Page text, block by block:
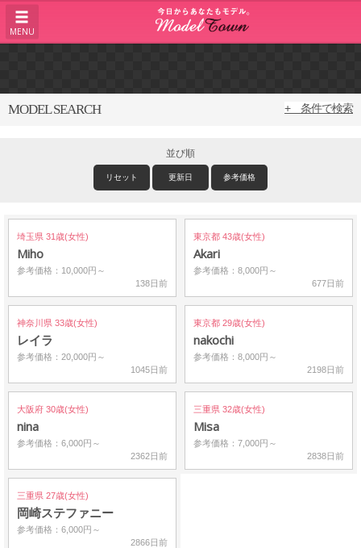
MENU
MODEL SEARCH + 条件で検索
並び順
リセット 更新日 参考価格
埼玉県 31歳(女性)
Miho
参考価格：10,000円～
138日前
東京都 43歳(女性)
Akari
参考価格：8,000円～
677日前
神奈川県 33歳(女性)
レイラ
参考価格：20,000円～
1045日前
東京都 29歳(女性)
nakochi
参考価格：8,000円～
2198日前
大阪府 30歳(女性)
nina
参考価格：6,000円～
2362日前
三重県 32歳(女性)
Misa
参考価格：7,000円～
2838日前
三重県 27歳(女性)
岡崎ステファニー
参考価格：6,000円～
2866日前